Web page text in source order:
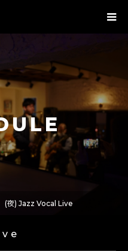
(夜) Jazz Vocal Live